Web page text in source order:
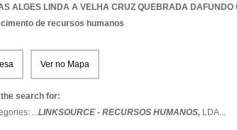
ALGES LINDA A VELHA CRUZ QUEBRADA DAFUNDO
de recursos humanos
Ver no Mapa
search for:
...LINKSOURCE - RECURSOS HUMANOS, LDA...